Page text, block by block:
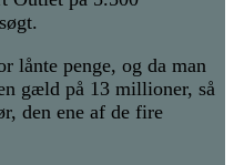
lånte penge, og da man
gæld på 13 millioner, så
den ene af de fire